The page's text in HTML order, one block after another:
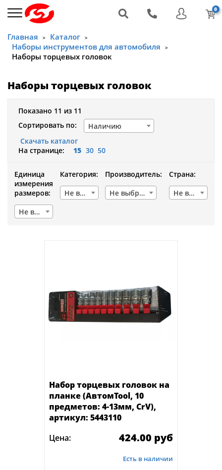
0
Главная > Каталог >
Наборы инструментов для автомобиля >
Наборы торцевых головок
Наборы торцевых головок
Показано 11 из 11
Сортировать по:
Наличию
Скачать каталог
На странице:
15 30 50
Единица
измерения
размеров:
Не выбрано
Категория:
Не выбрано
Производитель:
Не выбрано
Страна:
Не выбрано
Набор торцевых головок на
планке (АвтомTool, 10
предметов: 4-13мм, CrV),
артикул: 5443110
Цена:
424.00 руб
Есть в наличии